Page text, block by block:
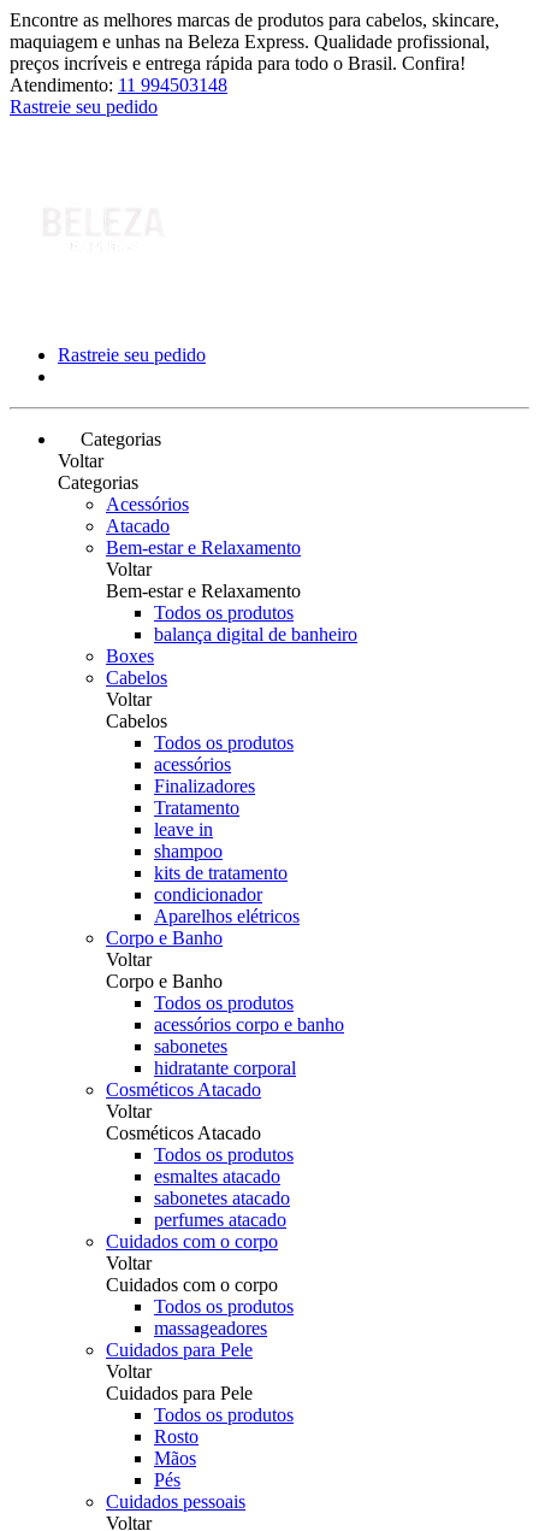
Encontre as melhores marcas de produtos para cabelos, skincare,
maquiagem e unhas na Beleza Express. Qualidade profissional,
preços incríveis e entrega rápida para todo o Brasil. Confira!
Atendimento: 11 994503148
Rastreie seu pedido
Rastreie seu pedido
Categorias
Voltar
Categorias
Acessórios
Atacado
Bem-estar e Relaxamento
Voltar
Bem-estar e Relaxamento
Todos os produtos
balança digital de banheiro
Boxes
Cabelos
Voltar
Cabelos
Todos os produtos
acessórios
Finalizadores
Tratamento
leave in
shampoo
kits de tratamento
condicionador
Aparelhos elétricos
Corpo e Banho
Voltar
Corpo e Banho
Todos os produtos
acessórios corpo e banho
sabonetes
hidratante corporal
Cosméticos Atacado
Voltar
Cosméticos Atacado
Todos os produtos
esmaltes atacado
sabonetes atacado
perfumes atacado
Cuidados com o corpo
Voltar
Cuidados com o corpo
Todos os produtos
massageadores
Cuidados para Pele
Voltar
Cuidados para Pele
Todos os produtos
Rosto
Mãos
Pés
Cuidados pessoais
Voltar